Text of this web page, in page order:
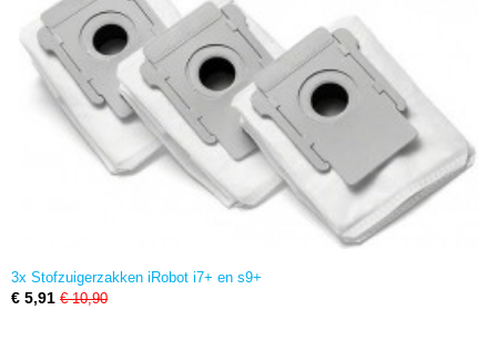
3x Stofzuigerzakken iRobot i7+ en s9+
€ 5,91 € 10,90